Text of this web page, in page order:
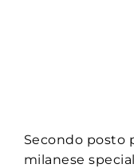
Secondo posto
milanese